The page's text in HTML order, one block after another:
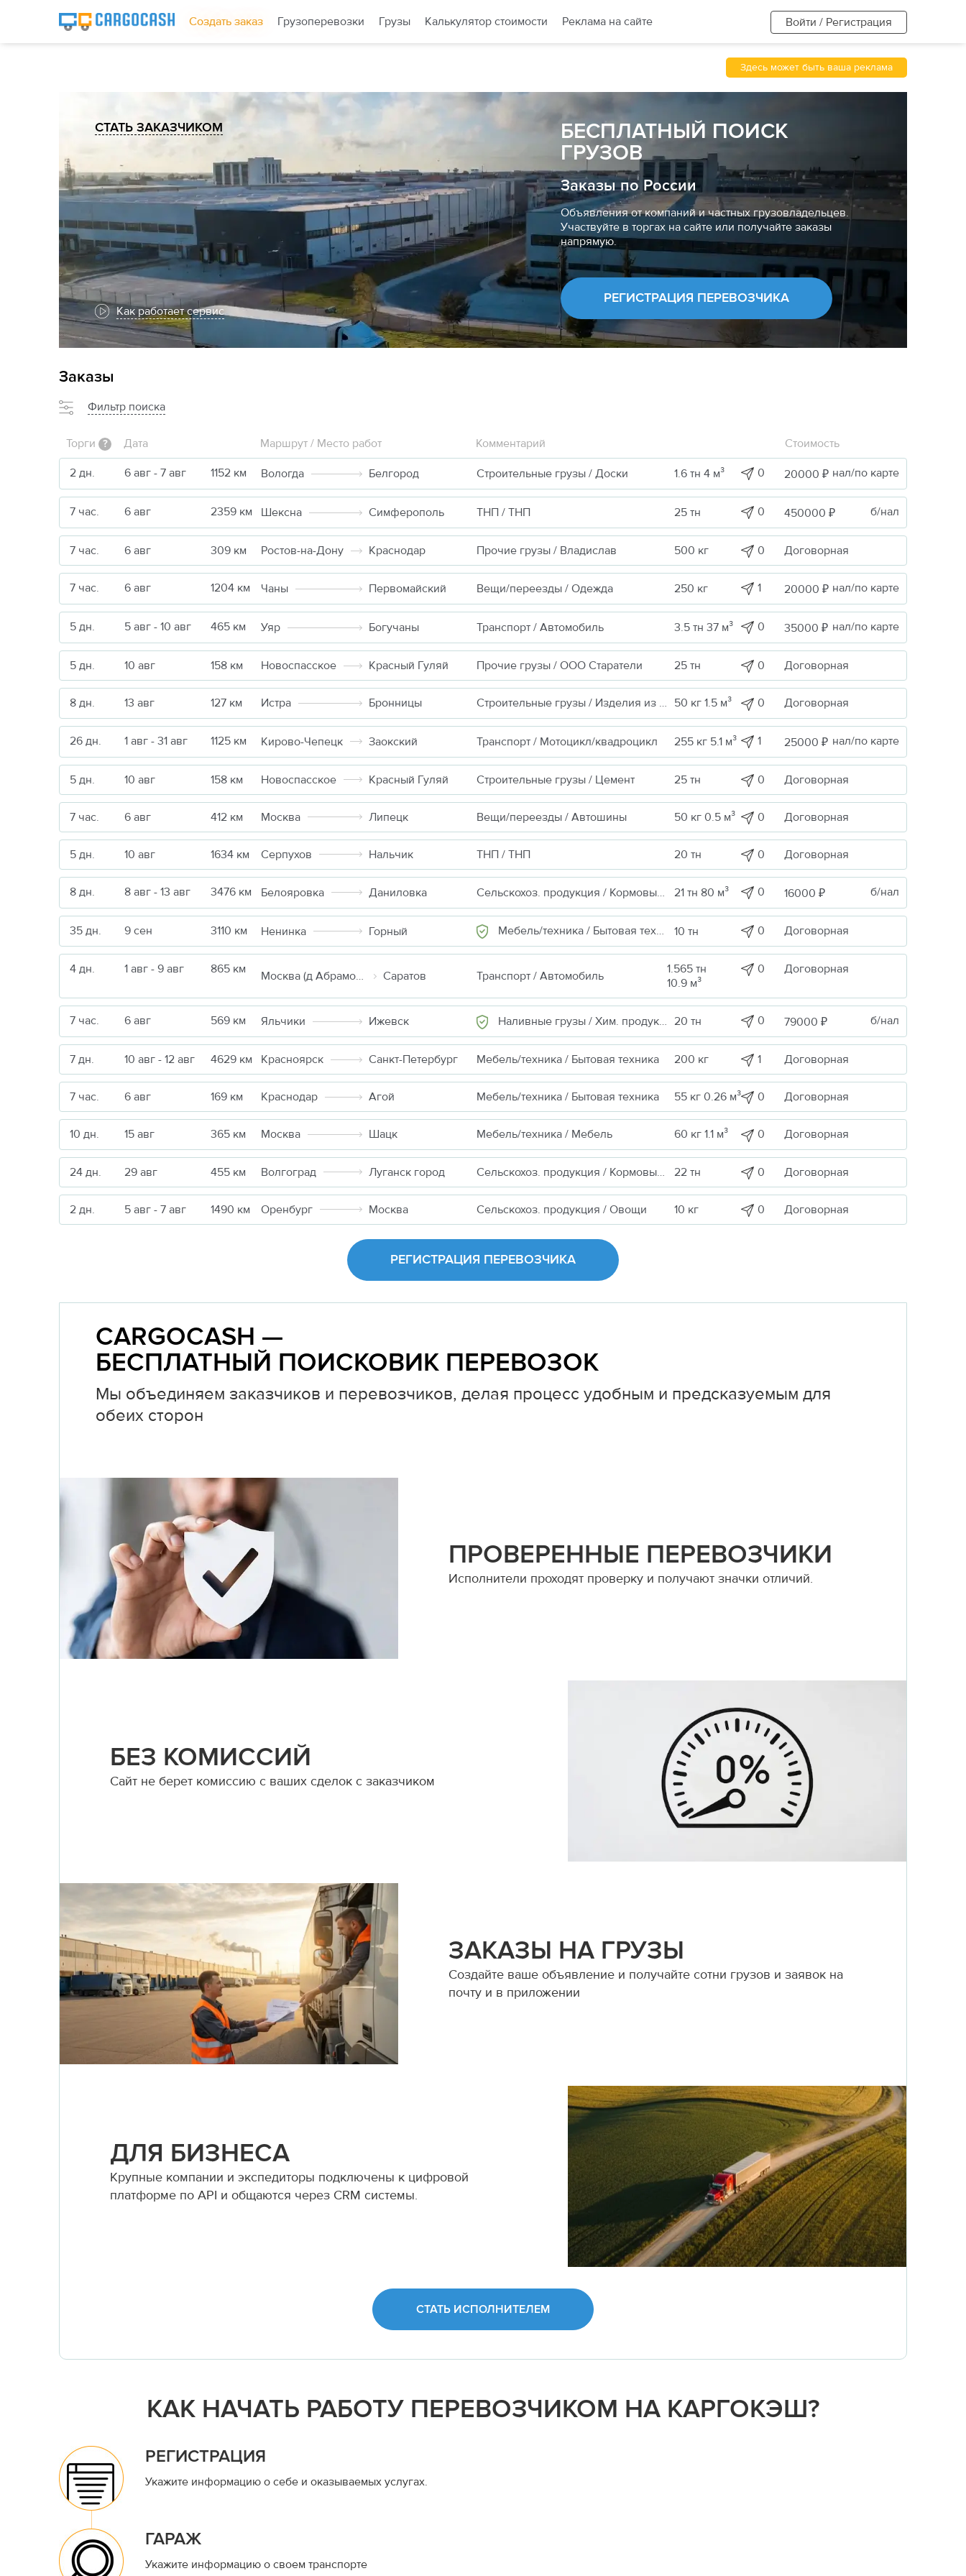
Создать заказ Грузоперевозки Грузы Калькулятор стоимости Реклама на сайте Войти / Регистрация
Здесь может быть ваша реклама
СТАТЬ ЗАКАЗЧИКОМ
Как работает сервис
БЕСПЛАТНЫЙ ПОИСК
ГРУЗОВ
Заказы по России
Объявления от компаний и частных грузовладельцев.
Участвуйте в торгах на сайте или получайте заказы
напрямую.
РЕГИСТРАЦИЯ ПЕРЕВОЗЧИКА
Заказы
Фильтр поиска
Торги ? Дата Маршрут / Место работ Комментарий Стоимость
2 дн. 6 авг - 7 авг 1152 км Вологда Белгород Строительные грузы / Доски 1.6 тн 4 м³ 0 20000 ₽ нал/по карте
7 час. 6 авг 2359 км Шексна Симферополь ТНП / ТНП 25 тн 0 450000 ₽ б/нал
7 час. 6 авг 309 км Ростов-на-Дону Краснодар Прочие грузы / Владислав 500 кг 0 Договорная
7 час. 6 авг 1204 км Чаны Первомайский Вещи/переезды / Одежда 250 кг 1 20000 ₽ нал/по карте
5 дн. 5 авг - 10 авг 465 км Уяр Богучаны Транспорт / Автомобиль 3.5 тн 37 м³ 0 35000 ₽ нал/по карте
5 дн. 10 авг 158 км Новоспасское Красный Гуляй Прочие грузы / ООО Старатели 25 тн 0 Договорная
8 дн. 13 авг 127 км Истра Бронницы Строительные грузы / Изделия из металла 50 кг 1.5 м³ 0 Договорная
26 дн. 1 авг - 31 авг 1125 км Кирово-Чепецк Заокский Транспорт / Мотоцикл/квадроцикл 255 кг 5.1 м³ 1 25000 ₽ нал/по карте
5 дн. 10 авг 158 км Новоспасское Красный Гуляй Строительные грузы / Цемент 25 тн 0 Договорная
7 час. 6 авг 412 км Москва Липецк Вещи/переезды / Автошины 50 кг 0.5 м³ 0 Договорная
5 дн. 10 авг 1634 км Серпухов Нальчик ТНП / ТНП 20 тн 0 Договорная
8 дн. 8 авг - 13 авг 3476 км Белояровка Даниловка Сельскохоз. продукция / Кормовые/пищевые добавки 21 тн 80 м³ 0 16000 ₽ б/нал
35 дн. 9 сен 3110 км Ненинка Горный Мебель/техника / Бытовая техника 10 тн 0 Договорная
4 дн. 1 авг - 9 авг 865 км Москва (д Абрамовка) Саратов Транспорт / Автомобиль
1.565 тн
10.9 м³
0 Договорная
7 час. 6 авг 569 км Яльчики Ижевск Наливные грузы / Хим. продукты неопасные 20 тн 0 79000 ₽ б/нал
7 дн. 10 авг - 12 авг 4629 км Красноярск Санкт-Петербург Мебель/техника / Бытовая техника 200 кг 1 Договорная
7 час. 6 авг 169 км Краснодар Агой Мебель/техника / Бытовая техника 55 кг 0.26 м³ 0 Договорная
10 дн. 15 авг 365 км Москва Шацк Мебель/техника / Мебель 60 кг 1.1 м³ 0 Договорная
24 дн. 29 авг 455 км Волгоград Луганск город Сельскохоз. продукция / Кормовые/пищевые добавки 22 тн 0 Договорная
2 дн. 5 авг - 7 авг 1490 км Оренбург Москва Сельскохоз. продукция / Овощи 10 кг 0 Договорная
РЕГИСТРАЦИЯ ПЕРЕВОЗЧИКА
CARGOCASH —
БЕСПЛАТНЫЙ ПОИСКОВИК ПЕРЕВОЗОК
Мы объединяем заказчиков и перевозчиков, делая процесс удобным и предсказуемым для
обеих сторон
ПРОВЕРЕННЫЕ ПЕРЕВОЗЧИКИ
Исполнители проходят проверку и получают значки отличий.
БЕЗ КОМИССИЙ
Сайт не берет комиссию с ваших сделок с заказчиком
ЗАКАЗЫ НА ГРУЗЫ
Создайте ваше объявление и получайте сотни грузов и заявок на
почту и в приложении
ДЛЯ БИЗНЕСА
Крупные компании и экспедиторы подключены к цифровой
платформе по API и общаются через CRM системы.
СТАТЬ ИСПОЛНИТЕЛЕМ
КАК НАЧАТЬ РАБОТУ ПЕРЕВОЗЧИКОМ НА КАРГОКЭШ?
РЕГИСТРАЦИЯ
Укажите информацию о себе и оказываемых услугах.
ГАРАЖ
Укажите информацию о своем транспорте